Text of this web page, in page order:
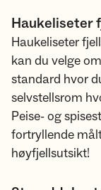
Haukeliseter
Haukeliseter
kan du velge
standard hvor
selvstellsrom
Peise- og
fortryllende
høyfjellsutsikt!